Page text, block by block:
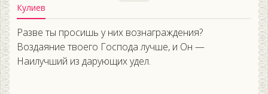
Кулиев
Разве ты просишь у них вознаграждения?
Воздаяние твоего Господа лучше, и Он —
Наилучший из дарующих удел.